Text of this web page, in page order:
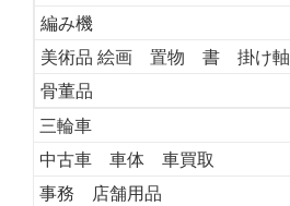
編み機
美術品 絵画 置物 書 掛け軸
骨董品
三輪車
中古車 車体 車買取
事務 店舗用品